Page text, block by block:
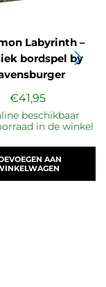
Labyrinth –
bordspel by
€41,95
beschikbaar
in de winkel
AAN